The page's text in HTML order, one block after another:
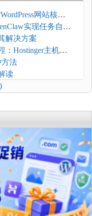
网站核心
实现任务自动
解决方案
：Hostinger主机一
方法
读